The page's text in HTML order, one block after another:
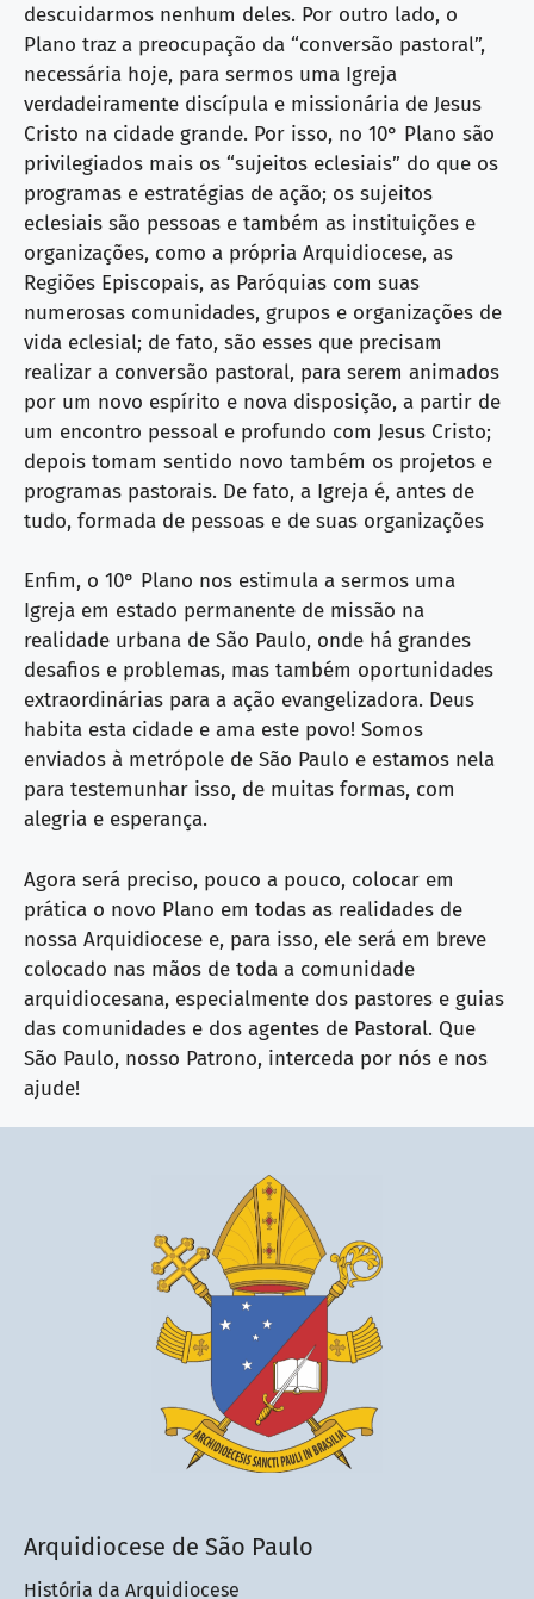
descuidarmos nenhum deles. Por outro lado, o
Plano traz a preocupação da “conversão pastoral”,
necessária hoje, para sermos uma Igreja
verdadeiramente discípula e missionária de Jesus
Cristo na cidade grande. Por isso, no 10° Plano são
privilegiados mais os “sujeitos eclesiais” do que os
programas e estratégias de ação; os sujeitos
eclesiais são pessoas e também as instituições e
organizações, como a própria Arquidiocese, as
Regiões Episcopais, as Paróquias com suas
numerosas comunidades, grupos e organizações de
vida eclesial; de fato, são esses que precisam
realizar a conversão pastoral, para serem animados
por um novo espírito e nova disposição, a partir de
um encontro pessoal e profundo com Jesus Cristo;
depois tomam sentido novo também os projetos e
programas pastorais. De fato, a Igreja é, antes de
tudo, formada de pessoas e de suas organizações
Enfim, o 10° Plano nos estimula a sermos uma
Igreja em estado permanente de missão na
realidade urbana de São Paulo, onde há grandes
desafios e problemas, mas também oportunidades
extraordinárias para a ação evangelizadora. Deus
habita esta cidade e ama este povo! Somos
enviados à metrópole de São Paulo e estamos nela
para testemunhar isso, de muitas formas, com
alegria e esperança.
Agora será preciso, pouco a pouco, colocar em
prática o novo Plano em todas as realidades de
nossa Arquidiocese e, para isso, ele será em breve
colocado nas mãos de toda a comunidade
arquidiocesana, especialmente dos pastores e guias
das comunidades e dos agentes de Pastoral. Que
São Paulo, nosso Patrono, interceda por nós e nos
ajude!
Arquidiocese de São Paulo
História da Arquidiocese